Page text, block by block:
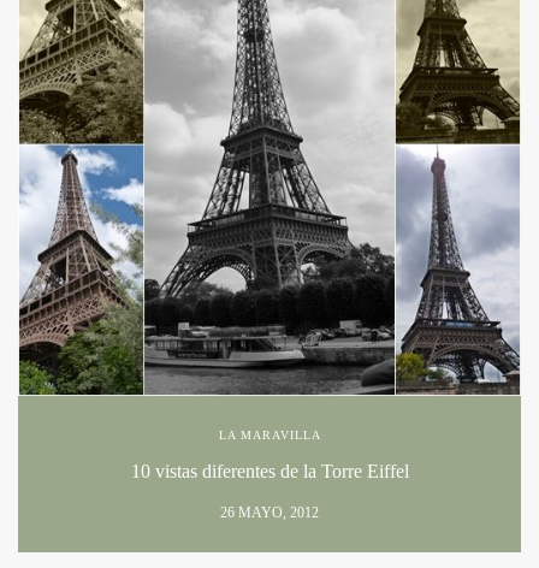
LA MARAVILLA
10 vistas diferentes de la Torre Eiffel
26 MAYO, 2012